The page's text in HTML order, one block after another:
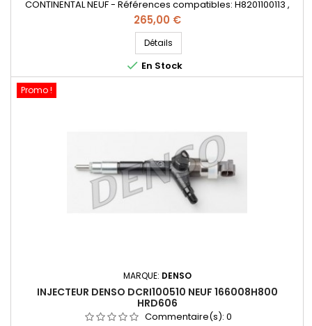
CONTINENTAL NEUF - Références compatibles: H8201100113 ,
8201100113 , 166006212R , 16600001Q1REX , H8200704180 ,
A6070700195 , A6070700087 , 8201041272 , A2C59507596 , -
Pour motorisation Renault Nissan 1.5dCi et Mercedes CDI
Pièce d'origine
Prix
265,00 €
Détails
 En Stock
Promo !
MARQUE: DENSO
INJECTEUR DENSO DCRI100510 NEUF 166008H800
HRD606
Commentaire(s): 0